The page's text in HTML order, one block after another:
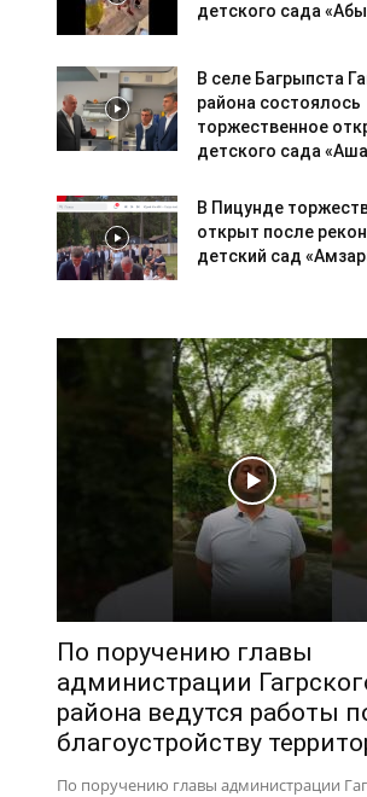
детского сада
В селе Багрыпста
района состоялось
торжественное
детского сада
В Пицунде
открыт после
детский сад
По поручению главы
администрации
района ведутся работы
благоустройству
По поручению главы администрации